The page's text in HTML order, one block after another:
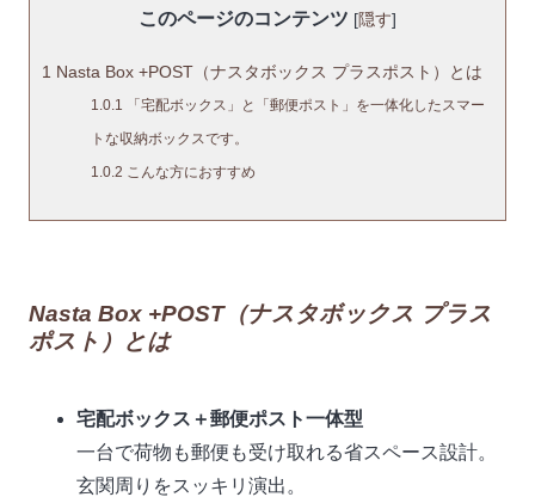
このページのコンテンツ [隠す]
1 Nasta Box +POST（ナスタボックス プラスポスト）とは
1.0.1 「宅配ボックス」と「郵便ポスト」を一体化したスマー
トな収納ボックスです。
1.0.2 こんな方におすすめ
Nasta Box +POST（ナスタボックス プラス
ポスト）とは
宅配ボックス＋郵便ポスト一体型
一台で荷物も郵便も受け取れる省スペース設計。
玄関周りをスッキリ演出。